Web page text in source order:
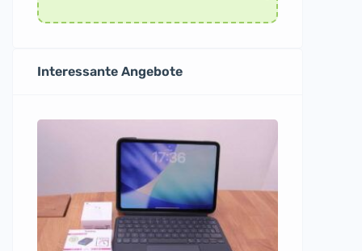
Interessante Angebote